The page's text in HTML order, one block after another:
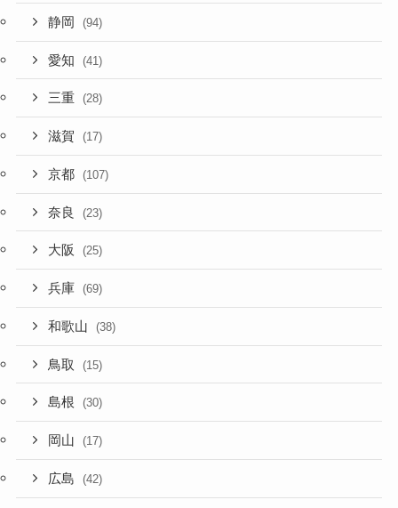
静岡 (94)
愛知 (41)
三重 (28)
滋賀 (17)
京都 (107)
奈良 (23)
大阪 (25)
兵庫 (69)
和歌山 (38)
鳥取 (15)
島根 (30)
岡山 (17)
広島 (42)